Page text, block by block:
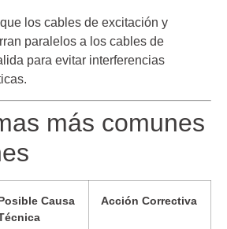
los cables de excitación y
paralelos a los cables de
para evitar interferencias
más comunes
Causa
Acción Correctiva